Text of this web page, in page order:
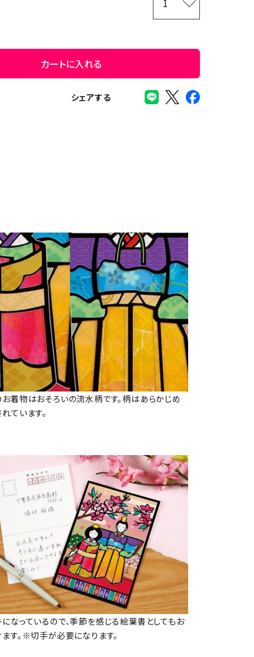
カートに入れる
シェアする
着物はおそろいの流水柄です。柄はあらかじめ
ています。
なっているので、季節を感じる絵葉書としてもお
す。※切手が必要になります。